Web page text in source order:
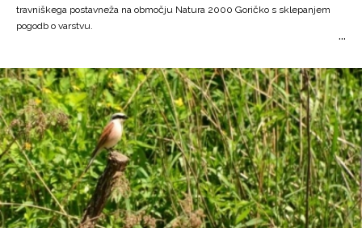
travniškega postavneža na območju Natura 2000 Goričko s sklepanjem
pogodb o varstvu.